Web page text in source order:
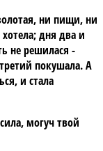
ни пищи, ни
дня два и
не решилася -
покушала. А
и стала
могуч твой